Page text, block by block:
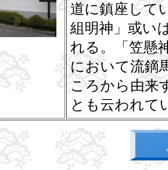
道に鎮座して
組明神」或い
れる。「笠懸
において流鏑
ころから由来
とも云われて